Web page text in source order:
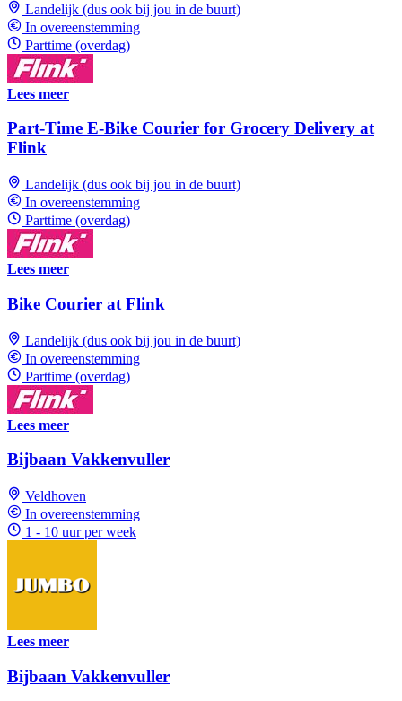
Landelijk (dus ook bij jou in de buurt)
In overeenstemming
Parttime (overdag)
Lees meer
Part-Time E-Bike Courier for Grocery Delivery at
Flink
Landelijk (dus ook bij jou in de buurt)
In overeenstemming
Parttime (overdag)
Lees meer
Bike Courier at Flink
Landelijk (dus ook bij jou in de buurt)
In overeenstemming
Parttime (overdag)
Lees meer
Bijbaan Vakkenvuller
Veldhoven
In overeenstemming
1 - 10 uur per week
Lees meer
Bijbaan Vakkenvuller